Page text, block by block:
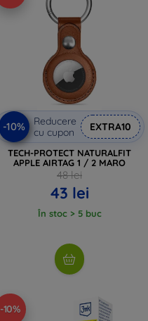
-10%
Reducere
cu cupon
EXTRA10
TECH-PROTECT NATURALFIT
APPLE AIRTAG 1 / 2 MARO
48 lei
43 lei
În stoc > 5 buc
-10%